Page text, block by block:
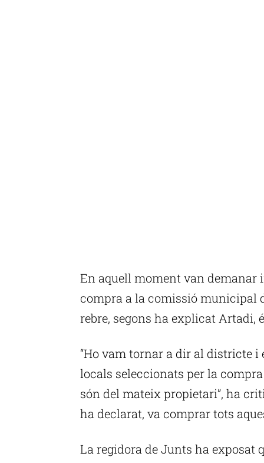
En aquell moment van
compra a la comissió municipal
rebre, segons ha explicat Artadi,
“Ho vam tornar a dir al districte i
locals seleccionats per la
són del mateix propietari”, ha
ha declarat, va comprar tots
La regidora de Junts ha exposat